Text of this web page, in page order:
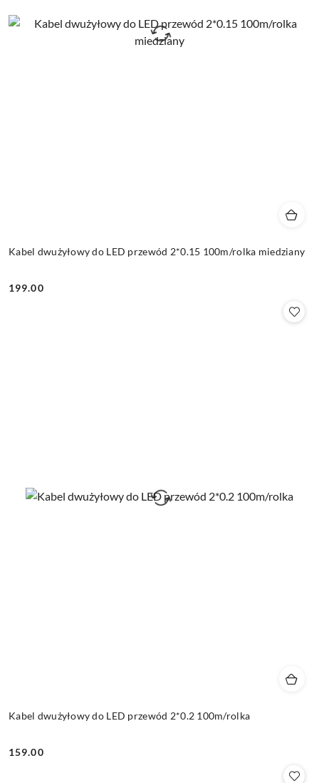
Kabel dwużyłowy do LED przewód 2*0.15 100m/rolka miedziany
Cena:
199.00
Kabel dwużyłowy do LED przewód 2*0.2 100m/rolka
Cena:
159.00